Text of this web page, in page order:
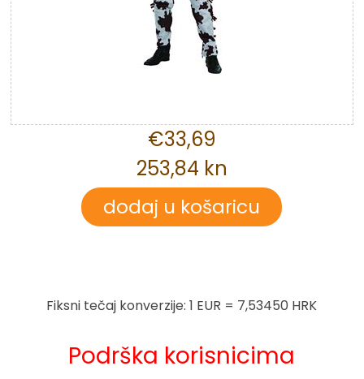
€33,69
253,84 kn
Fiksni tečaj konverzije: 1 EUR = 7,53450 HRK
Podrška korisnicima